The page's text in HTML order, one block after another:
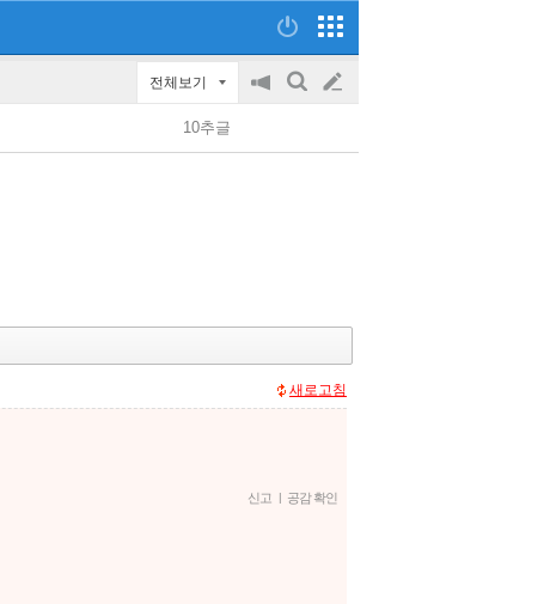
전체보기
공
on/off
검
글
쓰
10추글
새로고침
신고 | 공감 확인